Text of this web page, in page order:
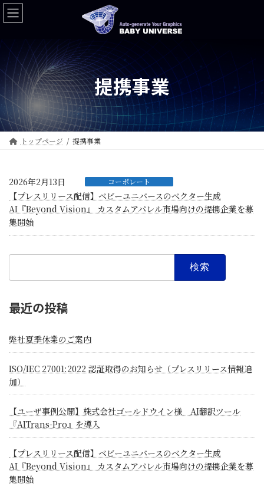
コ
ン
ン
ツ
へ
ス
キ
ッ
プ
ナ
ビ
ー
シ
ョ
ン
に
移
動
提携事業
トップページ 提携事業
2026年2月13日 コーポレート
【プレスリリース配信】ベビーユニバースのべクター生成
AI『Beyond Vision』 カスタムアパレル市場向けの提携企業を募
集開始
最近の投稿
弊社夏季休業のご案内
ISO/IEC 27001:2022 認証取得のお知らせ（プレスリリース情報追
加）
【ユーザ事例公開】株式会社ゴールドウイン様 AI翻訳ツール
『AITrans-Pro』を導入
【プレスリリース配信】ベビーユニバースのべクター生成
AI『Beyond Vision』 カスタムアパレル市場向けの提携企業を募
集開始